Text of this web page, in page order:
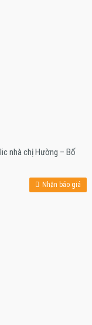
nhà chị Hường – Bố
Nhận báo giá